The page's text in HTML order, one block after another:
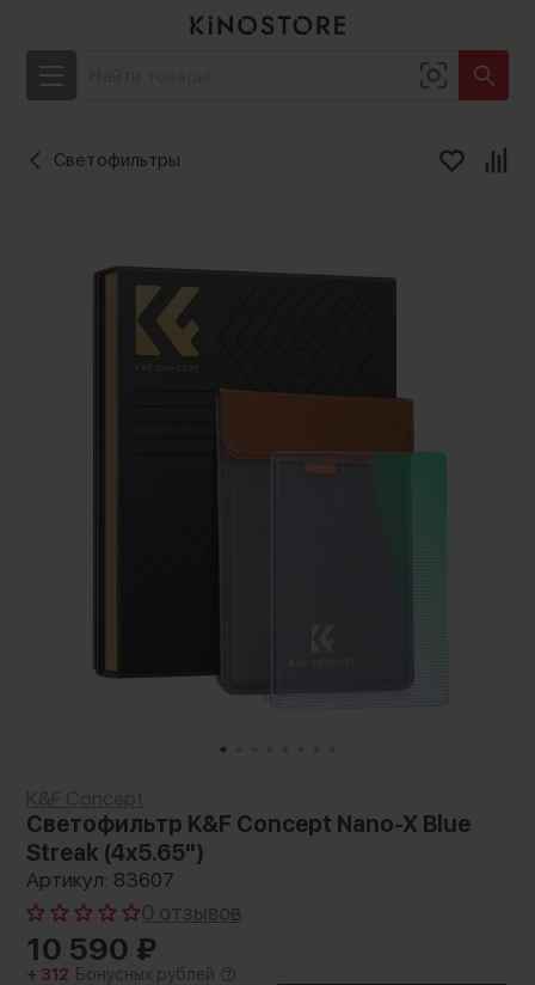
Светофильтры
Светофильтр K&F Concept Nano-X Blue
Streak (4x5.65")
Артикул: 83607
0 отзывов
10 590 ₽
+ 312 Бонусных рублей